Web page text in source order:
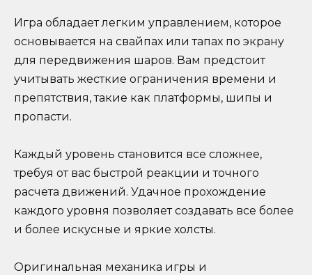
Игра обладает легким управлением, которое
основывается на свайпах или тапах по экрану
для передвижения шаров. Вам предстоит
учитывать жесткие ограничения времени и
препятствия, такие как платформы, шипы и
пропасти.
Каждый уровень становится все сложнее,
требуя от вас быстрой реакции и точного
расчета движений. Удачное прохождение
каждого уровня позволяет создавать все более
и более искусные и яркие холсты.
Оригинальная механика игры и